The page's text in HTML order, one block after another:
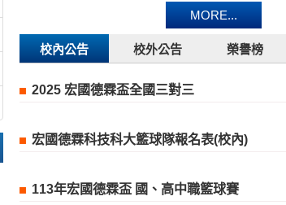
MORE...
校內公告 校外公告 榮譽榜
2025 宏國德霖盃全國三對三
宏國德霖科技科大籃球隊報名表(校內)
113年宏國德霖盃 國、高中職籃球賽